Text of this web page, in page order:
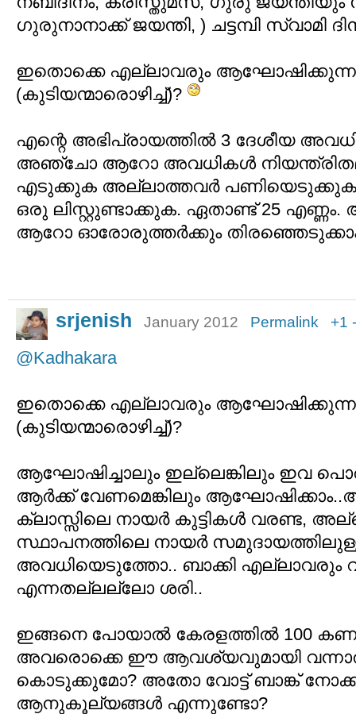
ഗുരുനാനാക്ക് ജയന്തി, ) ചട്ടമ്പി സ്വാമി
ഇതൊക്കെ എല്ലാവരും
(കുടിയന്മാരൊഴിച്ച്)?
എന്റെ അഭിപ്രായത്തില്‍ 3 ദേശീയ
അഞ്ചോ ആറോ അവധികള്‍
എടുക്കുക അല്ലാത്തവര്‍
ഒരു ലിസ്റ്റുണ്ടാക്കുക. ഏതാണ്ട് 25
ആറോ ഓരോരുത്തര്‍ക്കും
srjenish January 2012 Permalink +1
@Kadhakara
ഇതൊക്കെ എല്ലാവരും
(കുടിയന്മാരൊഴിച്ച്)?
ആഘോഷിച്ചാലും ഇല്ലെങ്കിലും ഇവ
ആര്‍ക്ക് വേണമെങ്കിലും
ക്ലാസ്സിലെ നായര്‍ കുട്ടികള്‍ വരണ്ട,
സ്ഥാപനത്തിലെ നായര്‍
അവധിയെടുത്തോ.. ബാക്കി എല്ലാവരും
എന്നതല്ലല്ലോ ശരി..
ഇങ്ങനെ പോയാല്‍ കേരളത്തില്‍ 100
അവരൊക്കെ ഈ ആവശ്യവുമായി വന്നാല്‍
കൊടുക്കുമോ? അതോ വോട്ട് ബാങ്ക്
ആനുകൂല്യങ്ങള്‍ എന്നുണ്ടോ?